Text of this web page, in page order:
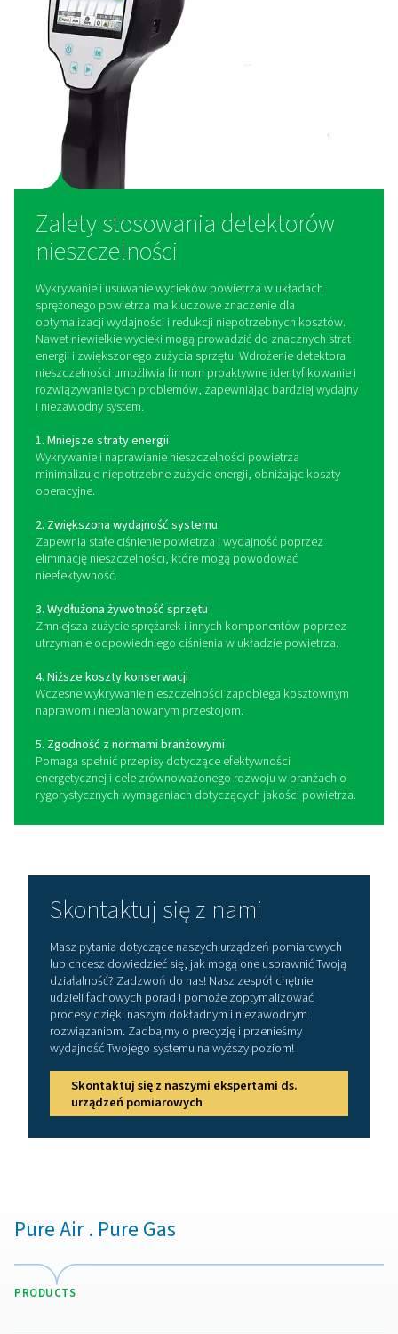
Jak działa detektor
Detektory nieszczelności działają na
ultradźwiękowych fal dźwiękowych wytwarzanych
powietrze ulatniające się z układów pod
powietrze wydostaje się przez małe otwory, generuje
wysokiej częstotliwości poza zasięgiem ludzkiego
Urządzenia do wykrywania nieszczelności
specjalistyczne czujniki do wykrywania tych fal
przekształcania ich w sygnał dźwiękowy lub
umożliwiając technikom dokładne
nieszczelności. Zaawansowane wykrywacze
zapewniają rejestrację danych w czasie
integrację z systemami monitorowania w celu ciągłej
konserwacji zapobiegawczej. Dzięki szybkiemu
ilościowemu określaniu wycieków narzędzia te
firmom podjęcie natychmiastowych działań
zmniejszenie ilości odpadów i optymalizację
sprężonego powietrza.
Zalety stosowania
Wykrywanie i usuwanie wycieków powietrza w
sprężonego powietrza ma kluczowe znaczenie dla
optymalizacji wydajności i redukcji niepotrzebnych
Nawet niewielkie wycieki mogą prowadzić do
nieszczelności umożliwia firmom proaktywne